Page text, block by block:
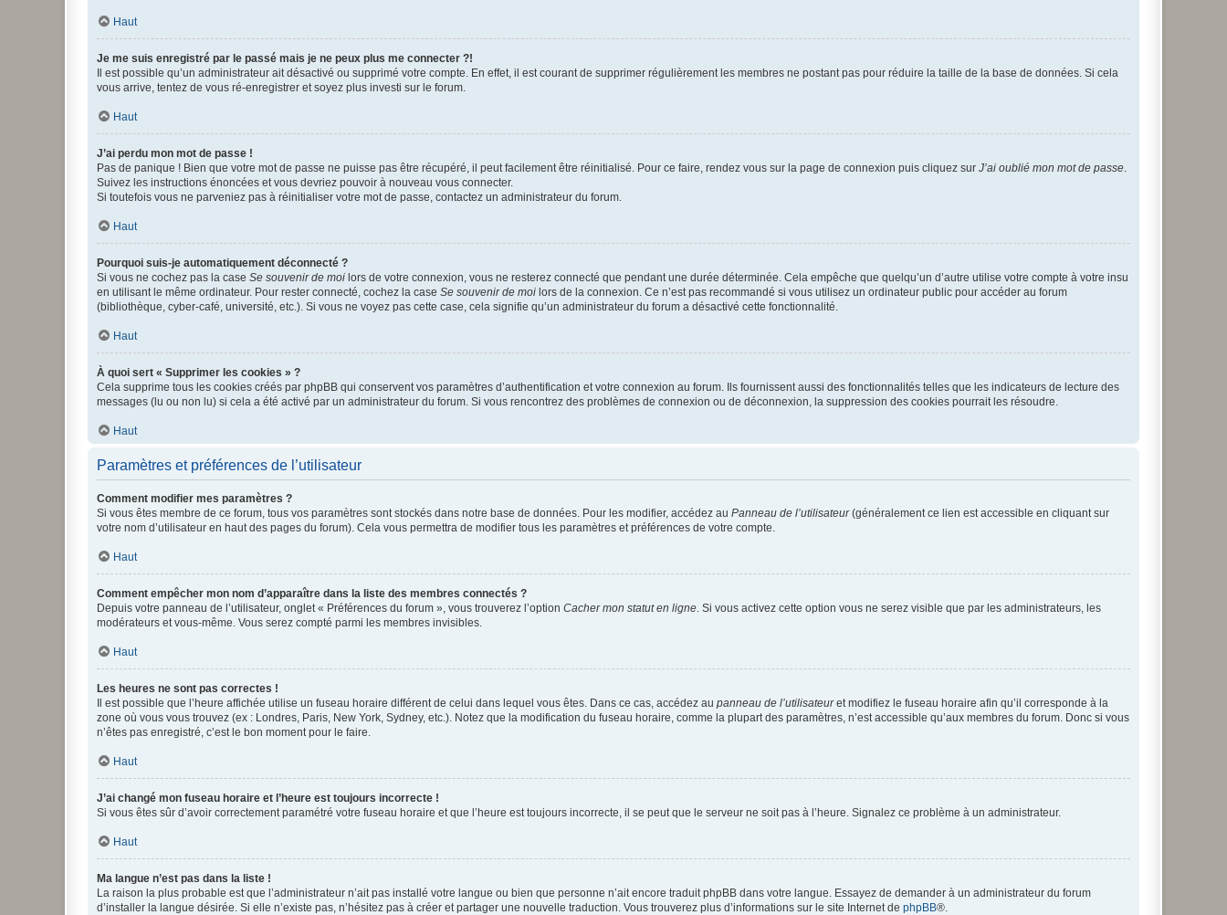
Haut
Je me suis enregistré par le passé mais je ne peux plus me connecter ?!
Il est possible qu’un administrateur ait désactivé ou supprimé votre compte. En effet, il est courant de supprimer régulièrement les membres ne postant pas pour réduire la taille de la base de données. Si cela
vous arrive, tentez de vous ré-enregistrer et soyez plus investi sur le forum.
Haut
J’ai perdu mon mot de passe !
Pas de panique ! Bien que votre mot de passe ne puisse pas être récupéré, il peut facilement être réinitialisé. Pour ce faire, rendez vous sur la page de connexion puis cliquez sur J’ai oublié mon mot de passe
Suivez les instructions énoncées et vous devriez pouvoir à nouveau vous connecter.
Si toutefois vous ne parveniez pas à réinitialiser votre mot de passe, contactez un administrateur du forum.
Haut
Pourquoi suis-je automatiquement déconnecté ?
Si vous ne cochez pas la case Se souvenir de moi lors de votre connexion, vous ne resterez connecté que pendant une durée déterminée. Cela empêche que quelqu’un d’autre utilise votre compte à votre insu
en utilisant le même ordinateur. Pour rester connecté, cochez la case Se souvenir de moi lors de la connexion. Ce n’est pas recommandé si vous utilisez un ordinateur public pour accéder au forum
(bibliothèque, cyber-café, université, etc.). Si vous ne voyez pas cette case, cela signifie qu’un administrateur du forum a désactivé cette fonctionnalité.
Haut
À quoi sert « Supprimer les cookies » ?
Cela supprime tous les cookies créés par phpBB qui conservent vos paramètres d’authentification et votre connexion au forum. Ils fournissent aussi des fonctionnalités telles que les indicateurs de lecture des
messages (lu ou non lu) si cela a été activé par un administrateur du forum. Si vous rencontrez des problèmes de connexion ou de déconnexion, la suppression des cookies pourrait les résoudre.
Haut
Paramètres et préférences de l’utilisateur
Comment modifier mes paramètres ?
Si vous êtes membre de ce forum, tous vos paramètres sont stockés dans notre base de données. Pour les modifier, accédez au Panneau de l’utilisateur(généralement ce lien est accessible en cliquant sur
votre nom d’utilisateur en haut des pages du forum). Cela vous permettra de modifier tous les paramètres et préférences de votre compte.
Haut
Comment empêcher mon nom d’apparaître dans la liste des membres connectés ?
Depuis votre panneau de l’utilisateur, onglet « Préférences du forum », vous trouverez l’option Cacher mon statut en ligne . Si vous activez cette option vous ne serez visible que par les administrateurs, les
modérateurs et vous-même. Vous serez compté parmi les membres invisibles.
Haut
Les heures ne sont pas correctes !
Il est possible que l’heure affichée utilise un fuseau horaire différent de celui dans lequel vous êtes. Dans ce cas, accédez au panneau de l’utilisateuret modifiez le fuseau horaire afin qu’il corresponde à la
zone où vous vous trouvez (ex : Londres, Paris, New York, Sydney, etc.). Notez que la modification du fuseau horaire, comme la plupart des paramètres, n’est accessible qu’aux membres du forum. Donc si vous
n’êtes pas enregistré, c’est le bon moment pour le faire.
Haut
J’ai changé mon fuseau horaire et l’heure est toujours incorrecte !
Si vous êtes sûr d’avoir correctement paramétré votre fuseau horaire et que l’heure est toujours incorrecte, il se peut que le serveur ne soit pas à l’heure. Signalez ce problème à un administrateur.
Haut
Ma langue n’est pas dans la liste !
La raison la plus probable est que l’administrateur n’ait pas installé votre langue ou bien que personne n’ait encore traduit phpBB dans votre langue. Essayez de demander à un administrateur du forum
d’installer la langue désirée. Si elle n’existe pas, n’hésitez pas à créer et partager une nouvelle traduction. Vous trouverez plus d’informations sur le site Internet de phpBB®.